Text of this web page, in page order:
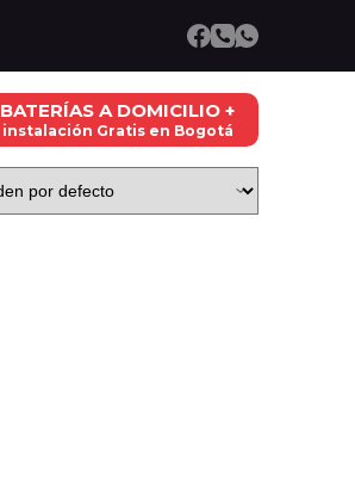
BATERÍAS A DOMICILIO +
instalación Gratis en Bogotá